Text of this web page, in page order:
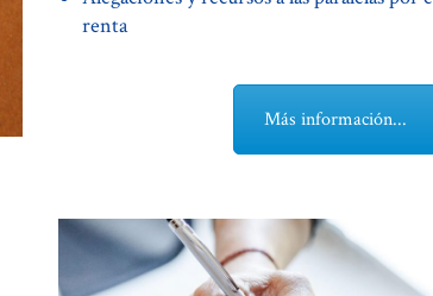
renta
Más información...